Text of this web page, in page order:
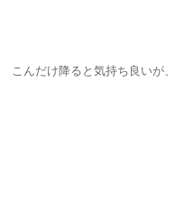
こんだけ降ると気持ち良いが